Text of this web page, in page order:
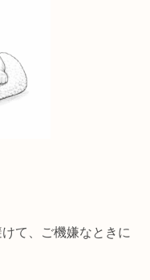
て、ご機嫌なときに